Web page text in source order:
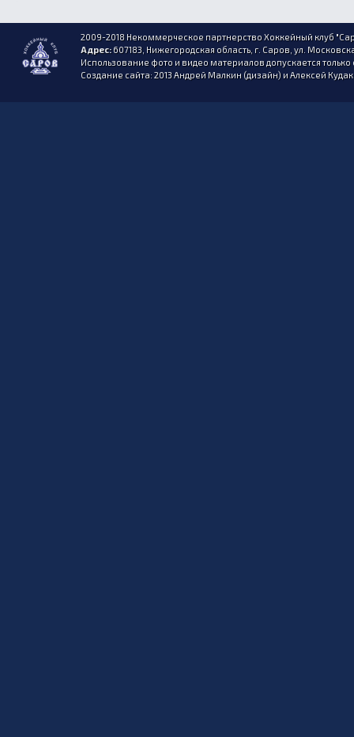
2009-2018 Некоммерческое партнерство Хоккейный клуб
Адрес:607183, Нижегородская область, г. Саров, ул.
Использование фото и видео материалов допускается
Создание сайта: 2013 Андрей Малкин (дизайн) и Алексей